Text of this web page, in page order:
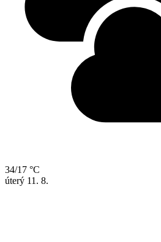
34/17 °C
úterý 11. 8.